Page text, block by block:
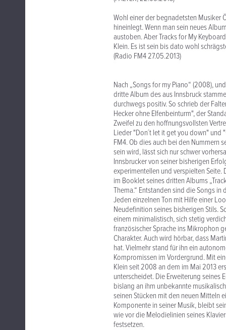
Wohl einer der begnadetsten Musiker
hineinlegt. Wenn man sein neues
austoben. Aber Tracks for My
Klein. Es ist sein bis dato wohl
(Radio FM4 27.05.2013)
Nach „Songs for my Piano“ (2008),
dritte Album des aus Innsbruck
durchwegs positiv. So schrieb der
Hecker ohne Elfenbeinturm", der
Zweifel zu den hoffnungsvollsten
Lieder "Don´t let it get you down" und
FM4. Ob dies auch bei den Nummern
sein wird, lässt sich nur schwer
Innsbrucker von seiner bisherigen
experimentellen und verspielten
im Booklet seines dritten Albums
Thema.“ Entstanden sind die Songs
Jeden einzelnen Ton mit Hilfe einer
Neudefinition seines bisherigen Stils.
einem minimalistisch, sich stetig
französischer Sprache ins Mikrophon
Charakter. Auch wird hörbar, dass
hat. Vielmehr stand für ihn ein
Kompromissen im Vordergrund. Mit
Klein seit 2008 an dem im Mai 2013
unterscheidet. Die Erweiterung seines
bislang an ihm unbekannte
seinen Stücken mit den neuen Mitteln
Komponente in seiner Musik, bleibt
wie vor die Melodielinien seines
festsetzen.